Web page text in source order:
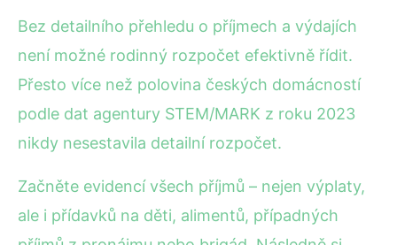
Bez detailního přehledu o příjmech a výdajích
není možné rodinný rozpočet efektivně řídit.
Přesto více než polovina českých domácností
podle dat agentury STEM/MARK z roku 2023
nikdy nesestavila detailní rozpočet.
Začněte evidencí všech příjmů – nejen výplaty,
ale i přídavků na děti, alimentů, případných